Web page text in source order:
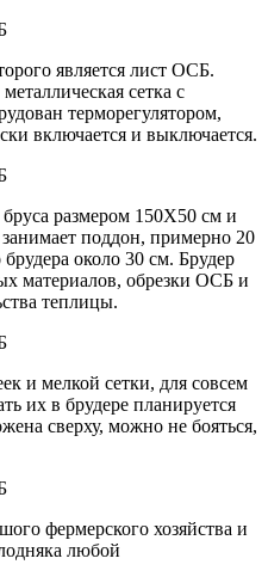
является лист ОСБ.
сетка с
терморегулятором,
включается и выключается.
размером 150Х50 см и
поддон, примерно 20
около 30 см. Брудер
материалов, обрезки ОСБ и
теплицы.
и мелкой сетки, для совсем
их в брудере планируется
сверху, можно не бояться,
фермерского хозяйства и
любой